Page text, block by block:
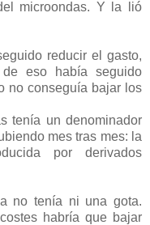
microondas. Y la lió
reducir el gasto,
eso había seguido
no conseguía bajar los
tenía un denominador
mes tras mes: la
por derivados
no tenía ni una gota.
habría que bajar